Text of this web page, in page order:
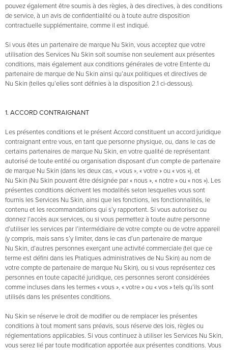
pouvez également être soumis à des règles, à des directives, à des conditions
de service, à un avis de confidentialité ou à toute autre disposition
contractuelle supplémentaire, comme il est indiqué.
Si vous êtes un partenaire de marque Nu Skin, vous acceptez que votre
utilisation des Services Nu Skin soit soumise non seulement aux présentes
conditions, mais également aux conditions générales de votre Entente du
partenaire de marque de Nu Skin ainsi qu’aux politiques et directives de
Nu Skin (telles qu’elles sont définies à la disposition 2.1 ci-dessous).
1. ACCORD CONTRAIGNANT
Les présentes conditions et le présent Accord constituent un accord juridique
contraignant entre vous, en tant que personne physique, ou, dans le cas de
certains partenaires de marque Nu Skin, en votre qualité de représentant
autorisé de toute entité ou organisation disposant d’un compte de partenaire
de marque Nu Skin (dans les deux cas, « vous », « votre » ou « vos »), et
Nu Skin (Nu Skin pouvant être désignée par « nous », « notre » ou « nos »). Les
présentes conditions décrivent les modalités selon lesquelles vous sont
fournis les Services Nu Skin, ainsi que les fonctions, les fonctionnalités, le
contenu et les recommandations qui s’y rapportent. Si vous autorisez ou
donnez l’accès aux services, ou si vous permettez à toute autre personne
d’utiliser les services par l’intermédiaire de votre compte ou de votre appareil
(y compris, mais sans s’y limiter, dans le cas d’un partenaire de marque
Nu Skin, d’autres personnes exerçant une activité commerciale (tel que ce
terme est défini dans les Pratiques administratives de Nu Skin) au nom de
votre compte de partenaire de marque Nu Skin), ou si vous représentez ces
personnes en toute capacité juridique, ces personnes seront considérées
comme incluses dans les termes « vous », « votre » ou « vos » tels qu’ils sont
utilisés dans les présentes conditions.
Nu Skin se réserve le droit de modifier ou de remplacer les présentes
conditions à tout moment sans préavis, sous réserve des lois, règles ou
réglementations applicables. Si vous continuez à utiliser les Services Nu Skin,
vous serez lié par toute modification apportée aux présentes conditions. Vous